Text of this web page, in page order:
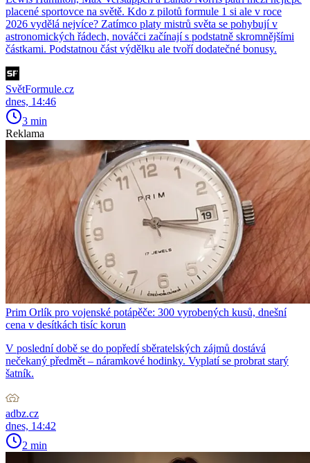
placené sportovce na světě. Kdo z pilotů formule 1 si ale v roce
2026 vydělá nejvíce? Zatímco platy mistrů světa se pohybují v
astronomických řádech, nováčci začínají s podstatně skromnějšími
částkami. Podstatnou část výdělku ale tvoří dodatečné bonusy.
SvětFormule.cz
dnes, 14:46
3 min
Reklama
Prim Orlík pro vojenské potápěče: 300 vyrobených kusů, dnešní
cena v desítkách tisíc korun
V poslední době se do popředí sběratelských zájmů dostává
nečekaný předmět – náramkové hodinky. Vyplatí se probrat starý
šatník.
adbz.cz
dnes, 14:42
2 min